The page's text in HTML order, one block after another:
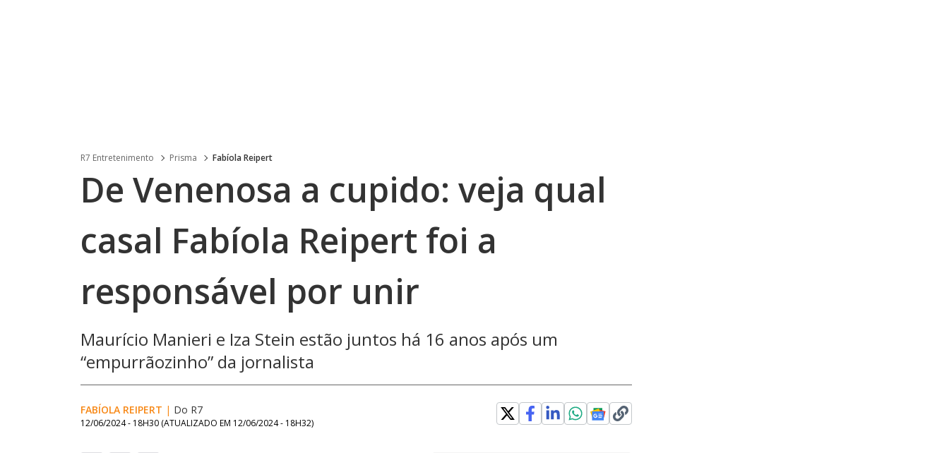
R7 Entretenimento Prisma Fabíola Reipert
De Venenosa a cupido: veja qual
casal Fabíola Reipert foi a
responsável por unir
Maurício Manieri e Iza Stein estão juntos há 16 anos após um
“empurrãozinho” da jornalista
FABÍOLA REIPERT | Do R7
12/06/2024 - 18H30 (ATUALIZADO EM 12/06/2024 - 18H32)